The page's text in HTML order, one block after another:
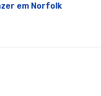
da cidade
em Norfolk